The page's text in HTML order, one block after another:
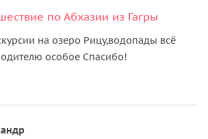
по Абхазии из Гагры
на озеро Рицу,водопады всё
особое Спасибо!